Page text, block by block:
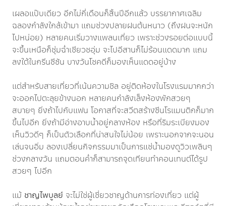
เผลอแป๊บเดียว อีกไม่กี่เดือนก็สิ้นปีอีกแล้ว บรรยากาศเฉลิม
ฉลองกำลังใกล้เข้ามา แถมช่วงปลายฝนต้นหนาว (ถึงฝนจะหนัก
ไปหน่อย) หลายคนเริ่มวางแพลนเที่ยว เพราะช่วงรอยต่อแบบนี้
จะขึ้นเหนือก็ชุ่มฉ่ำเชียวชอุ่ม จะไปอีสานก็ไม่ร้อนแดดมาก แถม
ลงใต้ในกรีนซีซัน บางวันโชคดีก็มองเห็นแดดอยู่บ้าง
แต่สำหรับสายเที่ยวที่เน้นความชิล อยู่ติดห้องในโรงแรมมากกว่า
จะออกไปตะลุยข้างนอก หลายคนกำลังเล็งห้องพักสวยๆ
สบายๆ ยิ่งถ้าไปกับแฟน โอกาสที่จะสวีตสร้างซีนโรแมนติกก็มาก
ขึ้นไปอีก ยิ่งถ้ามีอ่างอาบน้ำอยู่กลางห้อง หรือที่ริมระเบียงมอง
เห็นวิวดีๆ ก็เป็นตัวเลือกที่น่าสนใจไม่น้อย เพราะนอกจากจะนอน
เล่นจนอิ่ม ลองเปลี่ยนกิจกรรมมาเป็นการแช่น้ำมองดูวิวเพลินๆ
ช่วงกลางวัน แถมตอนค่ำก็สามารถจุดเทียนทำคอนเทนต์ได้รูป
สวยๆ ไปอีก
แม้ ชาญไพบูลย์ จะไม่ใช่ผู้เชี่ยวชาญด้านการท่องเที่ยว แต่ผู้